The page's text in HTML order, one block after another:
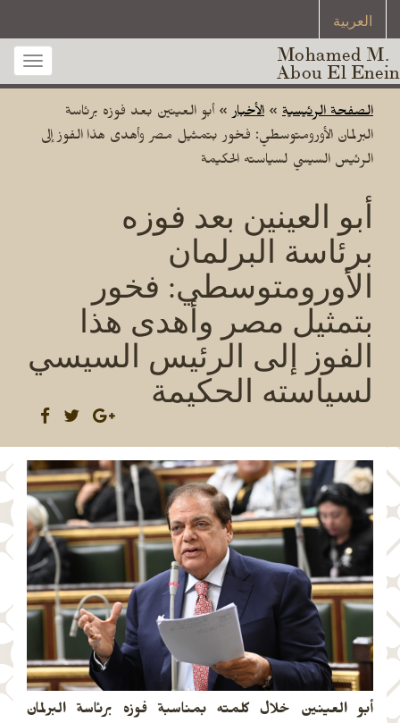
العربية
Mohamed M.
Abou El Enein
الصفحة الرئيسية » الأخبار» أبو العينين بعد فوزه برئاسة
البرلمان الأورومتوسطي: فخور بتمثيل مصر وأهدى هذا الفوز إلى
الرئيس السيسي لسياسته الحكيمة
أبو العينين بعد فوزه
برئاسة البرلمان
الأورومتوسطي: فخور
بتمثيل مصر وأهدى هذا
الفوز إلى الرئيس السيسي
لسياسته الحكيمة
أبو العينين خلال كلمته بمناسبة فوزه برئاسة البرلمان